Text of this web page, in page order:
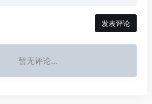
发表评论
暂无评论...